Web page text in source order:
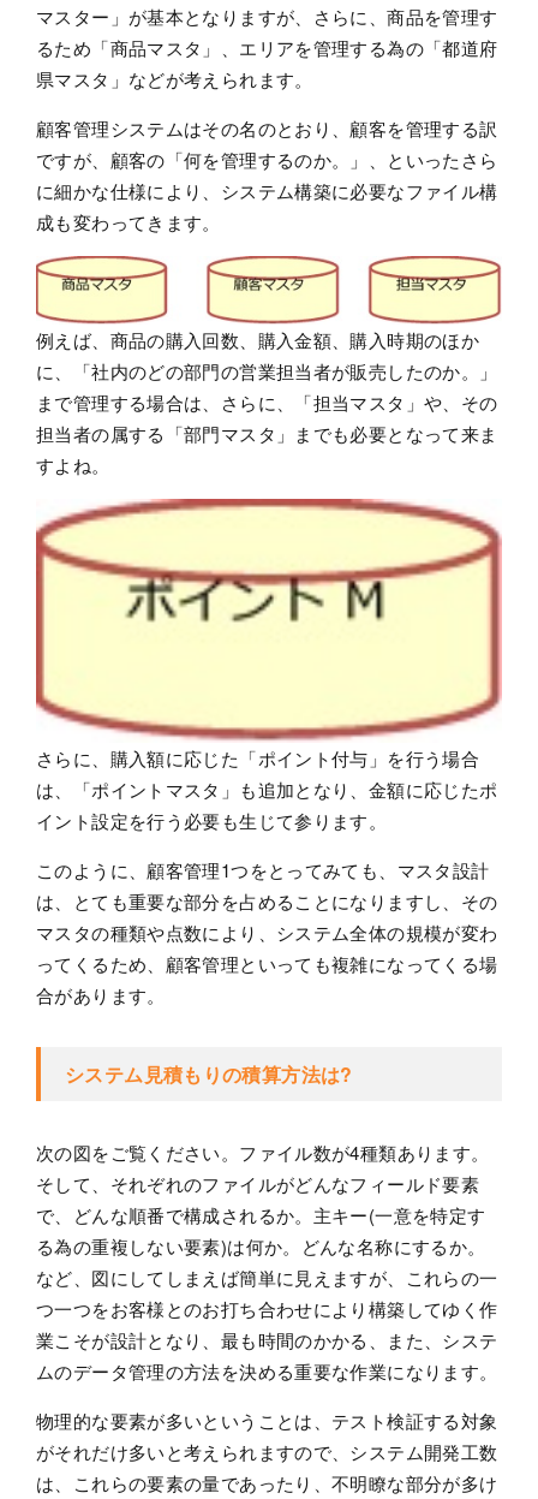
マスター」が基本となりますが、さらに、商品を管理す
るため「商品マスタ」、エリアを管理する為の「都道府
県マスタ」などが考えられます。
顧客管理システムはその名のとおり、顧客を管理する訳
ですが、顧客の「何を管理するのか。」、といったさら
に細かな仕様により、システム構築に必要なファイル構
成も変わってきます。
例えば、商品の購入回数、購入金額、購入時期のほか
に、「社内のどの部門の営業担当者が販売したのか。」
まで管理する場合は、さらに、「担当マスタ」や、その
担当者の属する「部門マスタ」までも必要となって来ま
すよね。
さらに、購入額に応じた「ポイント付与」を行う場合
は、「ポイントマスタ」も追加となり、金額に応じたポ
イント設定を行う必要も生じて参ります。
このように、顧客管理1つをとってみても、マスタ設計
は、とても重要な部分を占めることになりますし、その
マスタの種類や点数により、システム全体の規模が変わ
ってくるため、顧客管理といっても複雑になってくる場
合があります。
システム見積もりの積算方法は?
次の図をご覧ください。ファイル数が4種類あります。
そして、それぞれのファイルがどんなフィールド要素
で、どんな順番で構成されるか。主キー(一意を特定す
る為の重複しない要素)は何か。どんな名称にするか。
など、図にしてしまえば簡単に見えますが、これらの一
つ一つをお客様とのお打ち合わせにより構築してゆく作
業こそが設計となり、最も時間のかかる、また、システ
ムのデータ管理の方法を決める重要な作業になります。
物理的な要素が多いということは、テスト検証する対象
がそれだけ多いと考えられますので、システム開発工数
は、これらの要素の量であったり、不明瞭な部分が多け